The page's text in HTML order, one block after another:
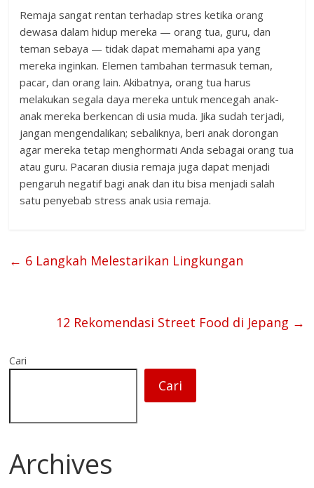
Remaja sangat rentan terhadap stres ketika orang
dewasa dalam hidup mereka — orang tua, guru, dan
teman sebaya — tidak dapat memahami apa yang
mereka inginkan. Elemen tambahan termasuk teman,
pacar, dan orang lain. Akibatnya, orang tua harus
melakukan segala daya mereka untuk mencegah anak-
anak mereka berkencan di usia muda. Jika sudah terjadi,
jangan mengendalikan; sebaliknya, beri anak dorongan
agar mereka tetap menghormati Anda sebagai orang tua
atau guru. Pacaran diusia remaja juga dapat menjadi
pengaruh negatif bagi anak dan itu bisa menjadi salah
satu penyebab stress anak usia remaja.
← 6 Langkah Melestarikan Lingkungan
12 Rekomendasi Street Food di Jepang →
Cari
Cari
Archives